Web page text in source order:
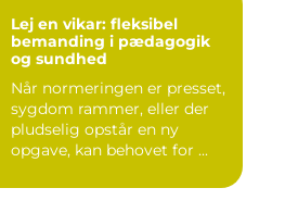
Lej en vikar: fleksibel
bemanding i pædagogik
og sundhed
Når normeringen er presset,
sygdom rammer, eller der
pludselig opstår en ny
opgave, kan behovet for ...